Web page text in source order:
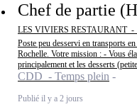
Chef de partie
LES VIVIERS RESTAURANT -
Poste peu desservi en transports
Rochelle. Votre mission : - Vous
principalement et les desserts
CDD - Temps plein
Publié il y a 2 jours